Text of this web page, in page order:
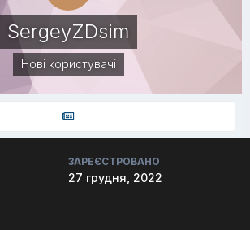
SergeyZDsim
Нові користувачі
ЗАРЕЄСТРОВАНО
27 грудня, 2022